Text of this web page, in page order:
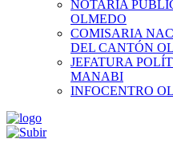
NOTARIA
OLMEDO
COMISARIA
DEL CANTÓN
JEFATURA
MANABI
INFOCENTRO